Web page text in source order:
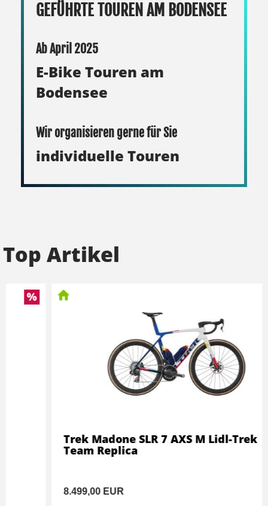
GEFÜHRTE TOUREN AM BODENSEE
Ab April 2025
E-Bike Touren am
Bodensee
Wir organisieren gerne für Sie
individuelle Touren
Top Artikel
Trek Madone SLR 7 AXS M Lidl-Trek
Team Replica
8.499,00 EUR